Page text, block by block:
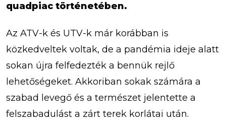
quadpiac történetében.
Az ATV-k és UTV-k már korábban is
közkedveltek voltak, de a pandémia ideje alatt
sokan újra felfedezték a bennük rejlő
lehetőségeket. Akkoriban sokak számára a
szabad levegő és a természet jelentette a
felszabadulást a zárt terek korlátai után.